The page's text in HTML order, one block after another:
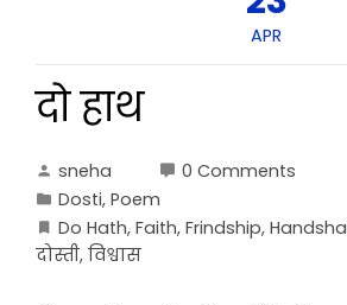
APR
दो हाथ
sneha
0 Comments
Dosti, Poem
Do Hath, Faith, Frindship,
दोस्ती, विश्वास